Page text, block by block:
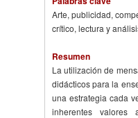
Arte, publicidad,
crítico, lectura y
Resumen
La utilización de
didácticos para la
una estrategia cada
inherentes